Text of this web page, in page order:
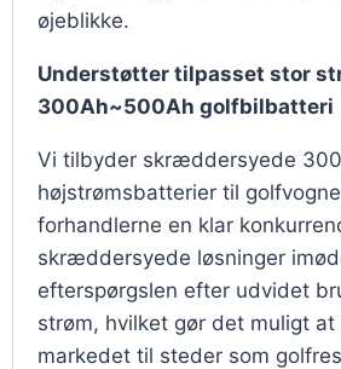
øjeblikke.
Understøtter tilpasset stor
300Ah~500Ah golfbilbatteri
Vi tilbyder skræddersyede
højstrømsbatterier til
forhandlerne en klar
skræddersyede løsninger
efterspørgslen efter udvidet
strøm, hvilket gør det muligt at
markedet til steder som